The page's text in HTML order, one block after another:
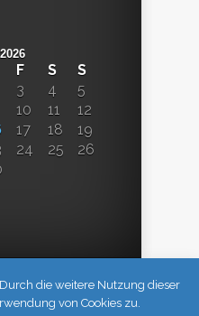
F S
S
3 4
5
10 11
12
17 18
19
24 25
26
die weitere Nutzung dieser
von Cookies zu.